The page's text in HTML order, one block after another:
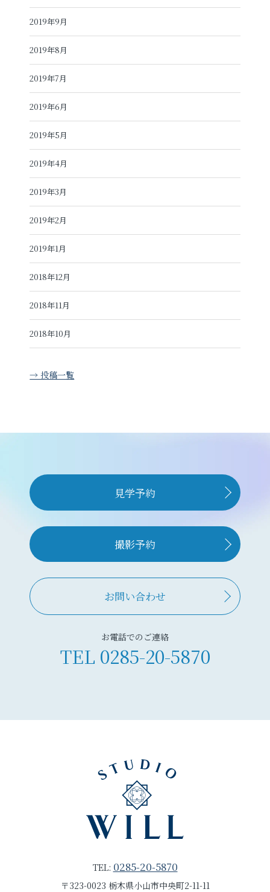
2019年9月
2019年8月
2019年7月
2019年6月
2019年5月
2019年4月
2019年3月
2019年2月
2019年1月
2018年12月
2018年11月
2018年10月
→ 投稿一覧
見学予約
撮影予約
お問い合わせ
お電話でのご連絡
TEL 0285-20-5870
TEL: 0285-20-5870
〒323-0023 栃木県小山市中央町2-11-11